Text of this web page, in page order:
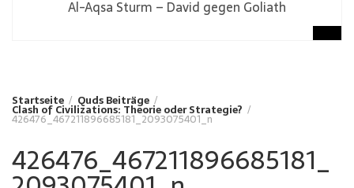
Al-Aqsa Sturm – David gegen Goliath
Startseite Quds Beiträge
Clash of Civilizations: Theorie oder Strategie?
426476_467211896685181_2093075401_n
426476_467211896685181_